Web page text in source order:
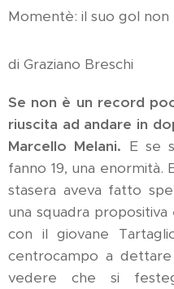
Momentè: il suo gol non
di Graziano Breschi
Se non è un record
riuscita ad andare in
Marcello Melani. E se
fanno 19, una
stasera aveva fatto
una squadra
con il giovane
centrocampo a
vedere che si